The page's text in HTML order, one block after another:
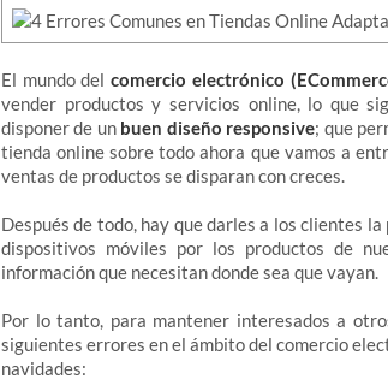
El mundo delcomercio electrónico
vender productos y servicios online, lo que
disponer de unbuen diseño responsive; que
tienda online sobre todo ahora que vamos a
ventas de productos se disparan con creces.
Después de todo, hay que darles a los clientes
dispositivos móviles por los productos de
información que necesitan donde sea que vayan.
Por lo tanto, para mantener interesados ​​a
siguientes errores en el ámbito del comercio
navidades: